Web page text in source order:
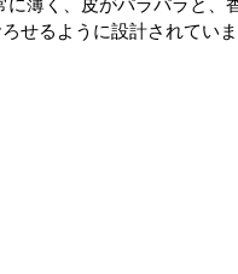
せるように設計されていま